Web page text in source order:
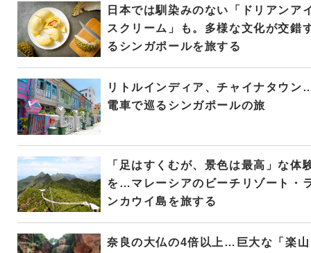
日本では馴染みのない「ドリアンア
スクリーム」も。多様な文化が交錯
るシンガポールを旅する
リトルインディア、チャイナタウン
電車で巡るシンガポールの旅
「足はすくむが、景色は最高」な体
を…マレーシアのビーチリゾート・
ンカウイ島を旅する
奈良の大仏の4倍以上…巨大な「楽山